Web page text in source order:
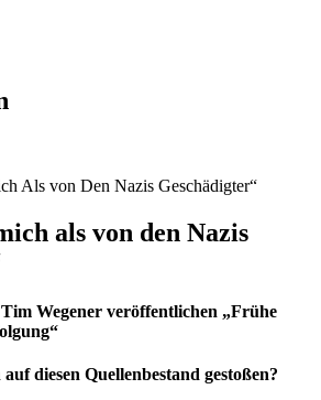
Als von Den Nazis Geschädigter“
als von den Nazis
Wegener veröffentlichen „Frühe
diesen Quellenbestand gestoßen?